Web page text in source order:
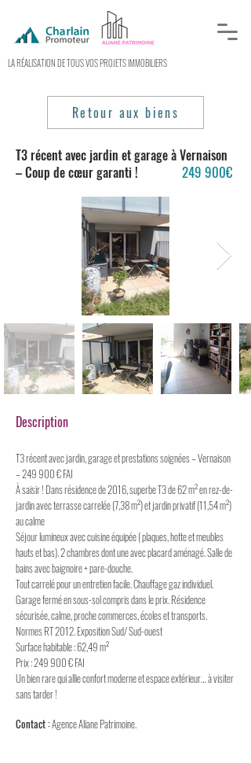
LA RÉALISATION DE TOUS VOS PROJETS IMMOBILIERS
Retour aux biens
T3 récent avec jardin et garage à Vernaison
– Coup de cœur garanti !
249 900€
Description
T3 récent avec jardin, garage et prestations soignées – Vernaison
– 249 900 € FAI
À saisir ! Dans résidence de 2016, superbe T3 de 62 m² en rez-de-
jardin avec terrasse carrelée (7,38 m²) et jardin privatif (11,54 m²)
au calme
Séjour lumineux avec cuisine équipée ( plaques, hotte et meubles
hauts et bas). 2 chambres dont une avec placard aménagé. Salle de
bains avec baignoire + pare-douche.
Tout carrelé pour un entretien facile. Chauffage gaz individuel.
Garage fermé en sous-sol compris dans le prix. Résidence
sécurisée, calme, proche commerces, écoles et transports.
Normes RT 2012. Exposition Sud/ Sud-ouest
Surface habitable : 62,49 m²
Prix : 249 900 € FAI
Un bien rare qui allie confort moderne et espace extérieur… à visiter
sans tarder !
Contact :Agence Aliane Patrimoine.